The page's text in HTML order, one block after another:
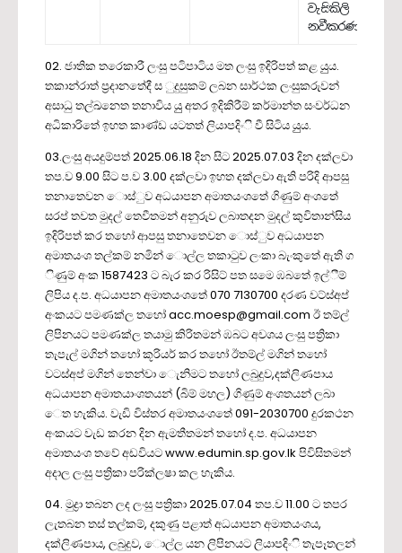
වැසිකිලි
නවීකරණය
02. ජාතික තරෙකාරී ලංසු පටිපාටිය මත ලංසු ඉදිරිපත් කළ යුුය.
තකාන්රාත් ප්‍රදානතේදී ස ුදුසුකම් ලබන සාර්ථක ලංසුකරුවන්
අසාධු තල්ඛනෙත තනාවිය යුු අතර ඉදිකිරීම් කර්මාන්ත සංවර්ධන
අධිකාරිතේ ඉහත කාණ්ඩ යටතත් ලියාපදිංි වී සිටිය යුුය.
03.ලංසු අයදුම්පත් 2025.06.18 දින සිට 2025.07.03 දින දක්ලවා
තප.ව 9.00 සිට ප.ව 3.00 දක්ලවා ඉහත දක්ලවා ඇති පරිදි ආපසු
තනාතෙවන ොස්ුව අධයාපන අමාතයංශතේ ගිණුම් අංශතේ
සරප් තවත මුදල් තෙවීතමන් අනුරුව ලබාතදන මුදල් කුවිතාන්සිය
ඉදිරිපත් කර තහෝ ආපසු තනාතෙවන ොස්ුව අධයාපන
අමාතයංශ තල්කම් නමින් ොල්ල තකාටුව ලංකා බැංකුතේ ඇති ග
ිණුම් අංක 1587423 ට බැර කර රිසිට් පත සමෙ ඹබතේ ඉල්ීම්
ලිපිය ද.ප. අධයාපන අමාතයංශතේ 070 7130700 දරණ වට්ස්අප්
අංකයට පමණක්ල තහෝ acc.moesp@gmail.com ඊ තම්ල්
ලිපිනයට පමණක්ල තයාමු කිරිතමන් ඹබට අවශය ලංසු පත්‍රිකා
තැපැල් මගින් තහෝ කූරියර් කර තහෝ ඊතම්ල් මගින් තහෝ
වටස්අප් මගින් තෙන්වා ෙැනිමට තහෝ ලබුදුව,දක්ලිණපාය
අධයාපන අමාතයාංශතයන් (බිම් මහල) ගිණුම් අංශතයන් ලබා
ෙත හැකිය. වැඩි විස්තර අමාතයංශතේ 091-2030700 දුරකථන
අංකයට වැඩ කරන දින ඇමතීතමන් තහෝ ද.ප. අධයාපන
අමාතයංශ තවේ අඩවියට www.edumin.sp.gov.lk පිවිසිතමන්
අදාල ලංසු පත්‍රිකා පරික්ලෂා කල හැකිය.
04. මුද්‍රා තබන ලද ලංසු පත්‍රිකා 2025.07.04 තප.ව 11.00 ට තපර
ලැතබන තස් තල්කම්, දකුණු පළාත් අධයාපන අමාතයංශය,
දක්ලිණපාය, ලබුදුව, ොල්ල යන ලිපිනයට ලියාපදිංි තැපෑතලන්